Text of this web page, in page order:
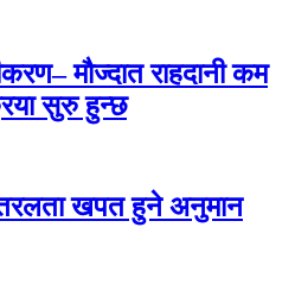
मौज्दात राहदानी कम
सुरु हुन्छ
खपत हुने अनुमान